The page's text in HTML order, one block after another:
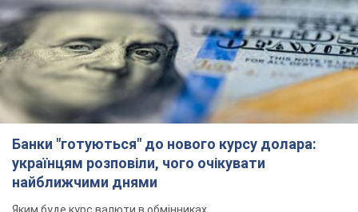
Банки "готуються" до нового курсу долара:
українцям розповіли, чого очікувати
найближчими днями